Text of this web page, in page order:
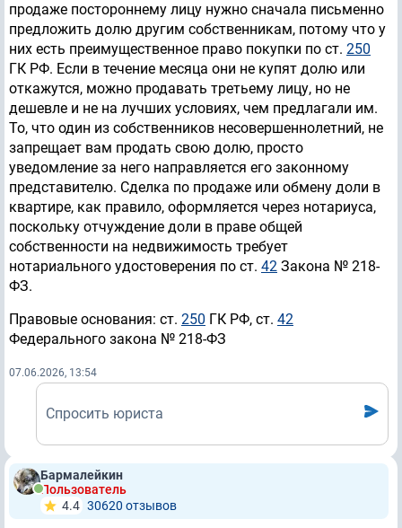
продаже постороннему лицу нужно сначала письменно
предложить долю другим собственникам, потому что у
них есть преимущественное право покупки по ст. 250
ГК РФ. Если в течение месяца они не купят долю или
откажутся, можно продавать третьему лицу, но не
дешевле и не на лучших условиях, чем предлагали им.
То, что один из собственников несовершеннолетний, не
запрещает вам продать свою долю, просто
уведомление за него направляется его законному
представителю. Сделка по продаже или обмену доли в
квартире, как правило, оформляется через нотариуса,
поскольку отчуждение доли в праве общей
собственности на недвижимость требует
нотариального удостоверения по ст. 42 Закона № 218-
ФЗ.
Правовые основания: ст. 250 ГК РФ, ст. 42
Федерального закона № 218-ФЗ
07.06.2026, 13:54
Спросить юриста
Бармалейкин
Пользователь
4.4 30620 отзывов